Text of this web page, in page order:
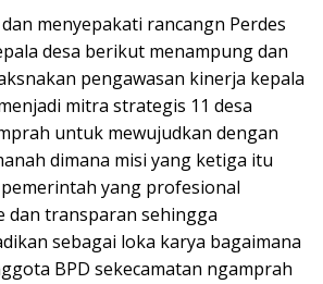
menyepakati rancangn Perdes
desa berikut menampung dan
pengawasan kinerja kepala
mitra strategis 11 desa
untuk mewujudkan dengan
dimana misi yang ketiga itu
yang profesional
dan transparan sehingga
sebagai loka karya bagaimana
BPD sekecamatan ngamprah